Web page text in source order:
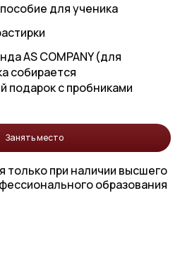
только при наличии высшего
образования
Занять место
AS COMPANY (для
собирается
подарок с пробниками
для ученика